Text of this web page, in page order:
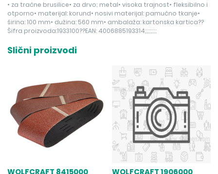
• za tračne brusilice• za drvo; metal• visoka trajnost• fleksibilno i
otporno• materijal: korund• nosivi materijal: pamučno tkanje•
širina: 100 mm• dužina: 560 mm• ambalaža: kartonska kartica??
Šifra proizvoda:1933100??EAN: 4006885193314;;;;;;;;
Slični proizvodi